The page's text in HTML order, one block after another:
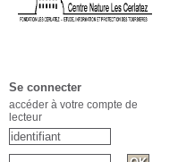
Se connecter
accéder à votre compte de
lecteur